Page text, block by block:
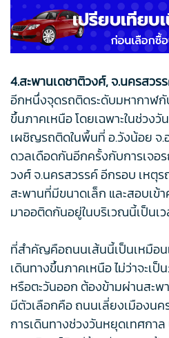
4.สะพานเดชาติวงศ์, จ.นครสวร
อีกหนึ่งจุดรถติดระดับมหากาฬกั
ขึ้นภาคเหนือ โดยเฉพาะในช่วง
เผชิญรถติดในพื้นที่ อ.วังน้อย จ
ดวลเดือดกันอีกครั้งกับการเจอ
วงศ์ จ.นครสวรรค์ อีกรอบ เหตุ
สะพานที่มีขนาดเล็ก และสอบเข้
มาออติดกันอยู่ในบริเวณนี้เป็นเ
ที่สำคัญคือถนนเส้นนี้เป็นเหมือ
เดินทางขึ้นภาคเหนือ ไม่ว่าจะเ
หรือตะวันออก ต้องข้ามผ่านสะพ
มีตัวเลือกคือ ถนนเลี่ยงเมืองนค
การเดินทางช่วงวันหยุดเทศกา